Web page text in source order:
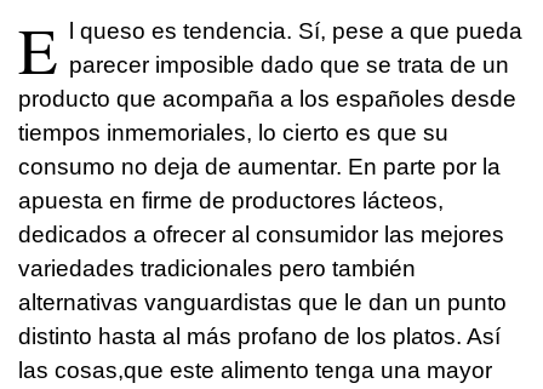
E l queso es tendencia. Sí, pese a que pueda
parecer imposible dado que se trata de un
producto que acompaña a los españoles desde
tiempos inmemoriales, lo cierto es que su
consumo no deja de aumentar. En parte por la
apuesta en firme de productores lácteos,
dedicados a ofrecer al consumidor las mejores
variedades tradicionales pero también
alternativas vanguardistas que le dan un punto
distinto hasta al más profano de los platos. Así
las cosas,que este alimento tenga una mayor